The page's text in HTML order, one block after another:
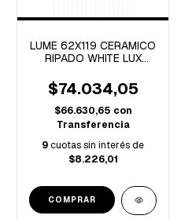
LUME 62X119 CERAMICO
RIPADO WHITE LUX
$74.034,05
$66.630,65 con
Transferencia
9cuotas sin interés de
$8.226,01